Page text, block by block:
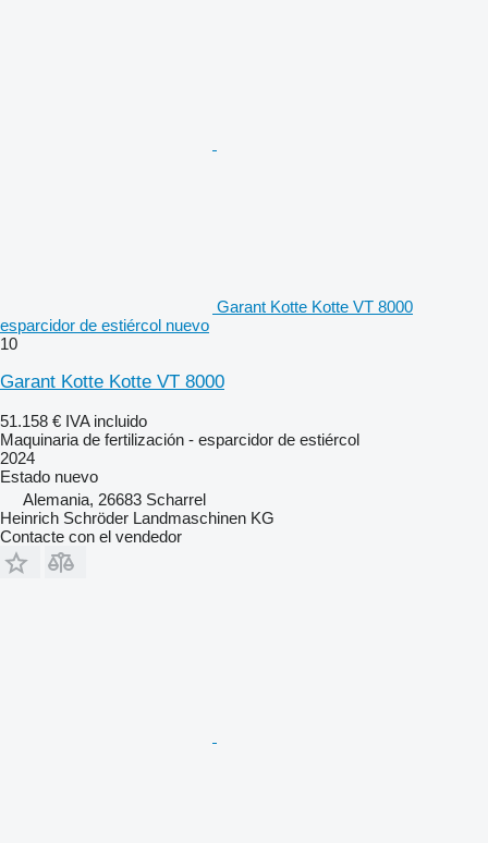
Garant Kotte Kotte VT 8000
esparcidor de estiércol nuevo
10
Garant Kotte Kotte VT 8000
51.158 € IVA incluido
Maquinaria de fertilización - esparcidor de estiércol
2024
Estado nuevo
Alemania, 26683 Scharrel
Heinrich Schröder Landmaschinen KG
Contacte con el vendedor